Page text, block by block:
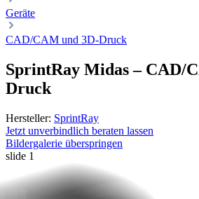
Geräte
CAD/CAM und 3D-Druck
SprintRay Midas– CAD/
Druck
Hersteller: SprintRay
Jetzt unverbindlich beraten lassen
Bildergalerie überspringen
slide 1